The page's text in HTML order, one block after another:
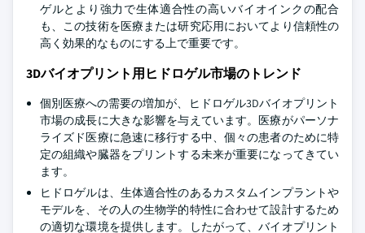
ゲルとより強力で生体適合性の高いバイオインクの配合
も、この技術を医療または研究応用においてより信頼性の
高く効果的なものにする上で重要です。
3Dバイオプリント用ヒドロゲル市場のトレンド
個別医療への需要の増加が、ヒドロゲル3Dバイオプリント
市場の成長に大きな影響を与えています。医療がパーソナ
ライズド医療に急速に移行する中、個々の患者のために特
定の組織や臓器をプリントする未来が重要になってきてい
ます。
ヒドロゲルは、生体適合性のあるカスタムインプラントや
モデルを、その人の生物学的特性に合わせて設計するため
の適切な環境を提供します。したがって、バイオプリント